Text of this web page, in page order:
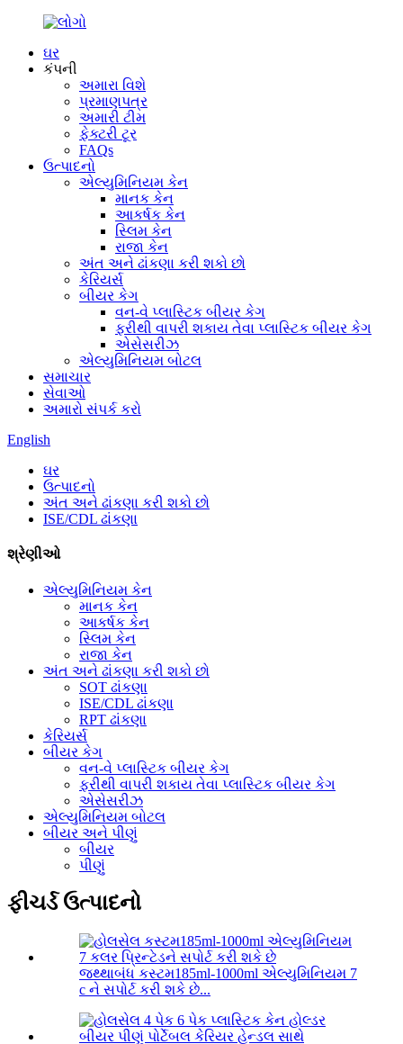
ઘર
કંપની
અમારા વિશે
પ્રમાણપત્ર
અમારી ટીમ
ફેક્ટરી ટૂર
FAQs
ઉત્પાદનો
એલ્યુમિનિયમ કેન
માનક કેન
આકર્ષક કેન
સ્લિમ કેન
રાજા કેન
અંત અને ઢાંકણા કરી શકો છો
કેરિયર્સ
બીયર કેગ
વન-વે પ્લાસ્ટિક બીયર કેગ
ફરીથી વાપરી શકાય તેવા પ્લાસ્ટિક બીયર કેગ
એસેસરીઝ
એલ્યુમિનિયમ બોટલ
સમાચાર
સેવાઓ
અમારો સંપર્ક કરો
English
ઘર
ઉત્પાદનો
અંત અને ઢાંકણા કરી શકો છો
ISE/CDL ઢાંકણા
શ્રેણીઓ
એલ્યુમિનિયમ કેન
માનક કેન
આકર્ષક કેન
સ્લિમ કેન
રાજા કેન
અંત અને ઢાંકણા કરી શકો છો
SOT ઢાંકણા
ISE/CDL ઢાંકણા
RPT ઢાંકણા
કેરિયર્સ
બીયર કેગ
વન-વે પ્લાસ્ટિક બીયર કેગ
ફરીથી વાપરી શકાય તેવા પ્લાસ્ટિક બીયર કેગ
એસેસરીઝ
એલ્યુમિનિયમ બોટલ
બીયર અને પીણું
બીયર
પીણું
ફીચર્ડ ઉત્પાદનો
જથ્થાબંધ કસ્ટમ185ml-1000ml એલ્યુમિનિયમ 7
c ને સપોર્ટ કરી શકે છે...